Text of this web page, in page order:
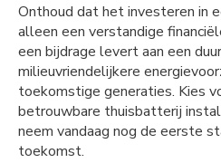
Onthoud dat het investeren in
alleen een verstandige
een bijdrage levert aan een
milieuvriendelijkere
toekomstige generaties. Kies
betrouwbare thuisbatterij
neem vandaag nog de eerste
toekomst.